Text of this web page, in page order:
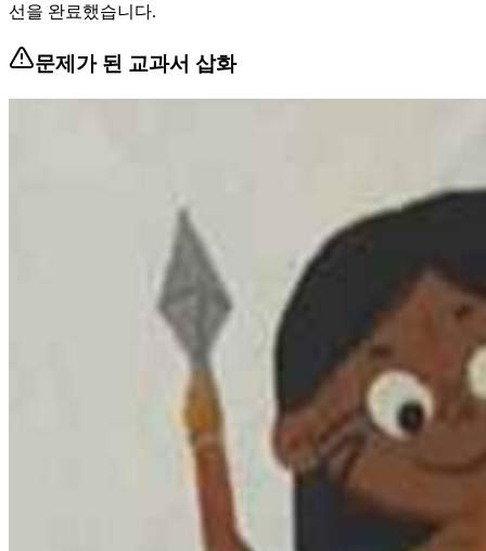
선을 완료했습니다.
문제가 된 교과서 삽화